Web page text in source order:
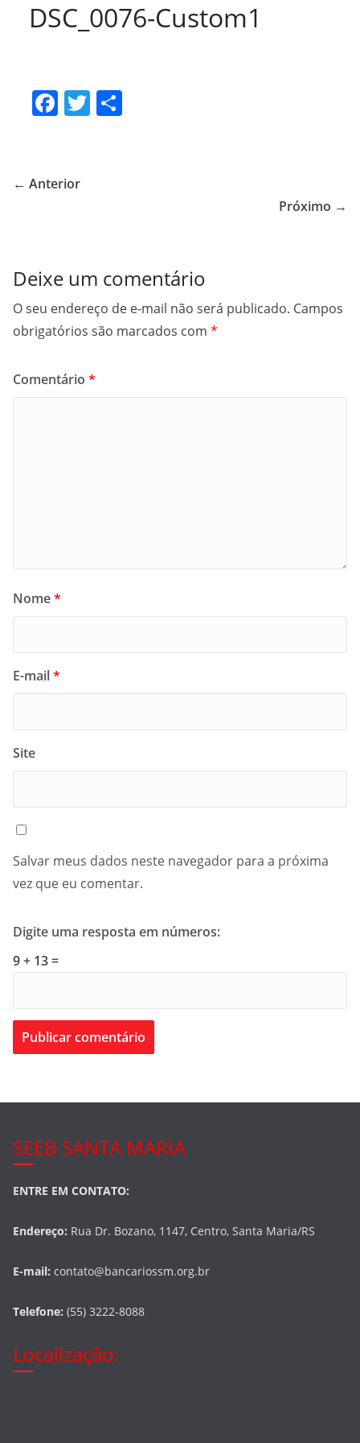
DSC_0076-Custom1
F
e
k
T
← Anterior
Próximo →
Deixe um comentário
O seu endereço de e-mail não será publicado. Campos
obrigatórios são marcados com *
Comentário *
Nome*
E-mail*
Site
Salvar meus dados neste navegador para a próxima
vez que eu comentar.
Digite uma resposta em números:
9 + 13 =
SEEB SANTA MARIA
ENTRE EM CONTATO:
Endereço: Rua Dr. Bozano, 1147, Centro, Santa Maria/RS
E-mail: contato@bancariossm.org.br
Telefone: (55) 3222-8088
Localização: